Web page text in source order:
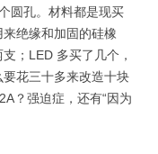
圆孔。材料都是现买
绝缘和加固的硅橡
；LED 多买了几个，
花三十多来改造十块
？强迫症，还有“因为